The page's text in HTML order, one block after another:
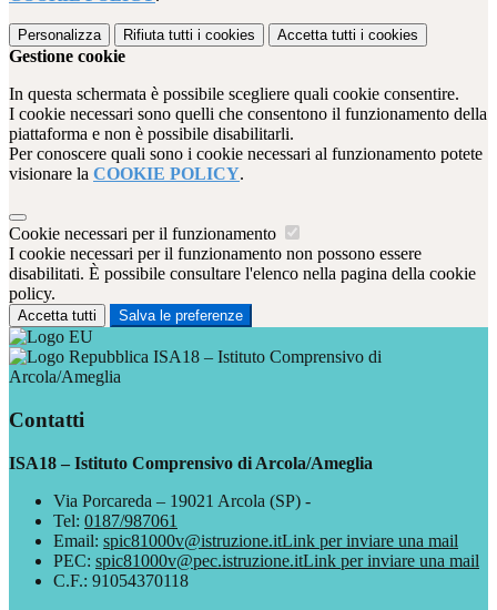
Personalizza Rifiuta tutti i cookies Accetta tutti i cookies
Gestione cookie
In questa schermata è possibile scegliere quali cookie consentire.
I cookie necessari sono quelli che consentono il funzionamento della
piattaforma e non è possibile disabilitarli.
Per conoscere quali sono i cookie necessari al funzionamento potete
visionare la COOKIE POLICY.
Cookie necessari per il funzionamento
I cookie necessari per il funzionamento non possono essere
disabilitati. È possibile consultare l'elenco nella pagina della cookie
policy.
Accetta tutti Salva le preferenze
ISA18 – Istituto Comprensivo di
Arcola/Ameglia
Contatti
ISA18 – Istituto Comprensivo di Arcola/Ameglia
Via Porcareda – 19021 Arcola (SP) -
Tel: 0187/987061
Email: spic81000v@istruzione.itLink per inviare una mail
PEC: spic81000v@pec.istruzione.itLink per inviare una mail
C.F.: 91054370118